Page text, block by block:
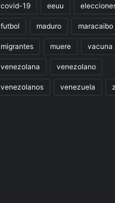
covid-19 eeuu
futbol maduro maracaibo
migrantes muere vacuna
venezolana venezolano
venezolanos venezuela